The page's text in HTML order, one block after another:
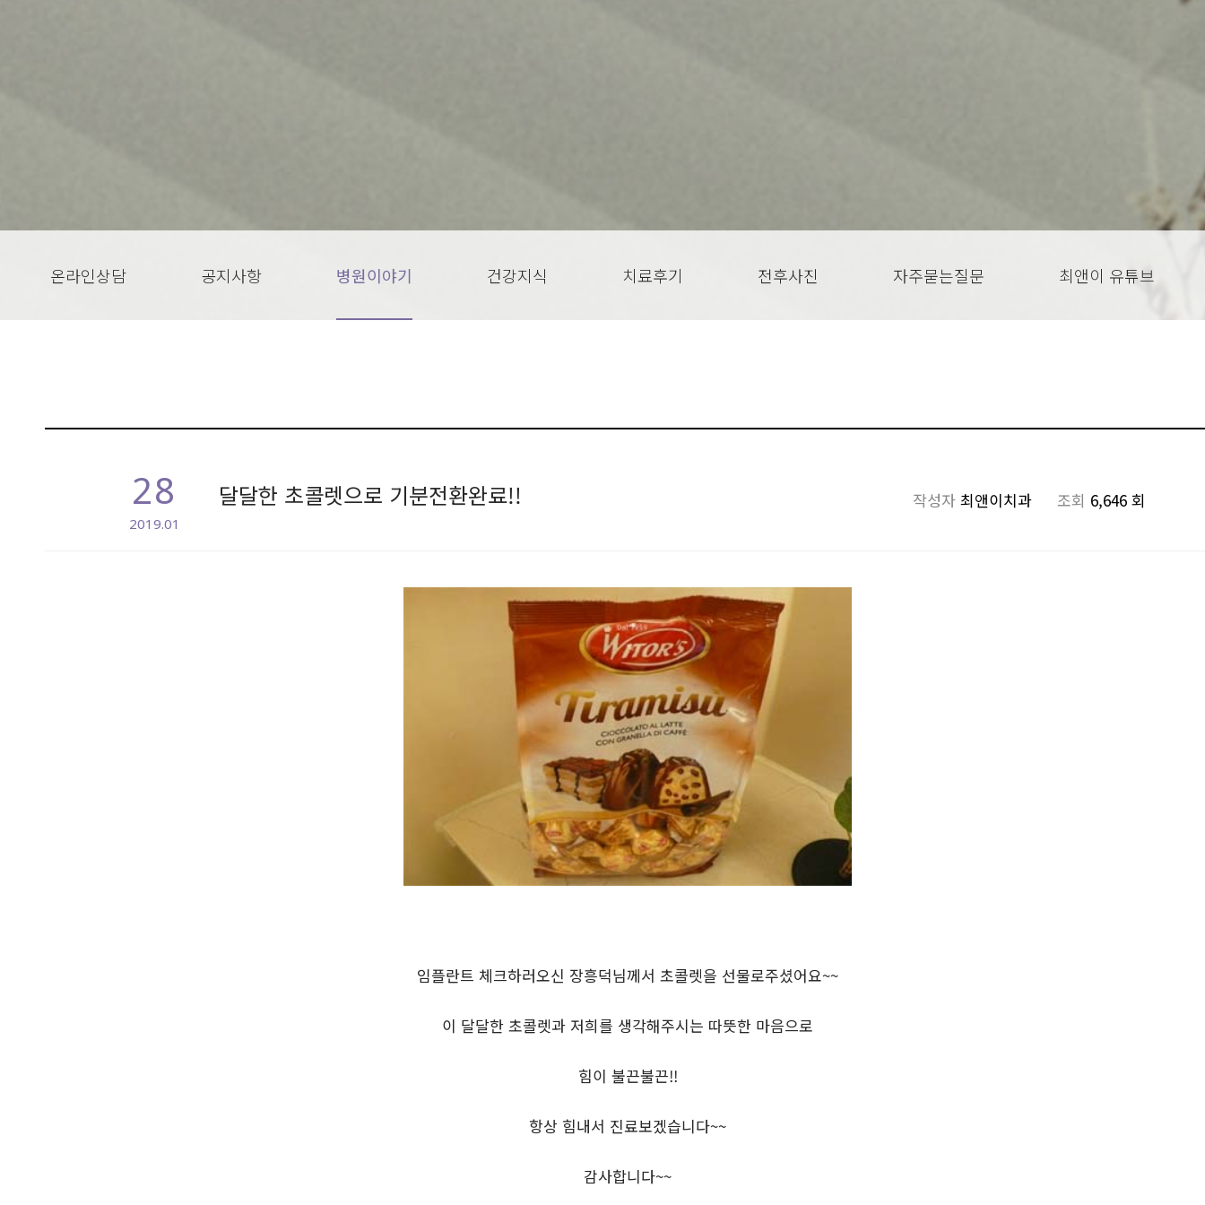
온라인상담 공지사항 병원이야기 건강지식 치료후기 전후사진 자주묻는질문 최앤이 유튜브
28
2019.01
달달한 초콜렛으로 기분전환완료!! 작성자최앤이치과 조회 6,646 회
임플란트 체크하러오신 장흥덕님께서 초콜렛을 선물로주셨어요~~
이 달달한 초콜렛과 저희를 생각해주시는 따뜻한 마음으로
힘이 불끈불끈!!
항상 힘내서 진료보겠습니다~~
감사합니다~~